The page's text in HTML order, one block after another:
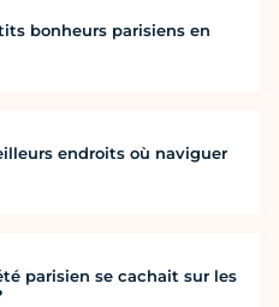
bonheurs parisiens en
endroits où naviguer
parisien se cachait sur les